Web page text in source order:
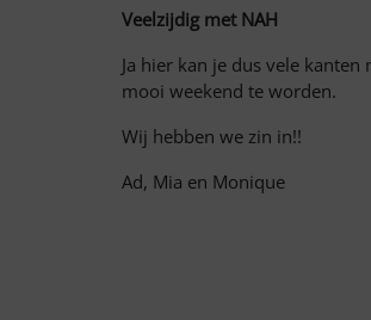
Veelzijdig met NAH
Ja hier kan je dus vele
mooi weekend te worden.
Wij hebben we zin in!!
Ad, Mia en Monique